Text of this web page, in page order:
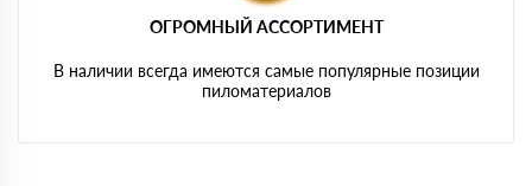
ОГРОМНЫЙ АССОРТИМЕНТ
В наличии всегда имеются самые популярные позиции
пиломатериалов